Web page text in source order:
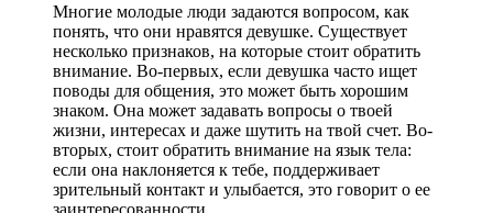
Многие молодые люди задаются вопросом, как
понять, что они нравятся девушке. Существует
несколько признаков, на которые стоит обратить
внимание. Во-первых, если девушка часто ищет
поводы для общения, это может быть хорошим
знаком. Она может задавать вопросы о твоей
жизни, интересах и даже шутить на твой счет. Во-
вторых, стоит обратить внимание на язык тела:
если она наклоняется к тебе, поддерживает
зрительный контакт и улыбается, это говорит о ее
заинтересованности.